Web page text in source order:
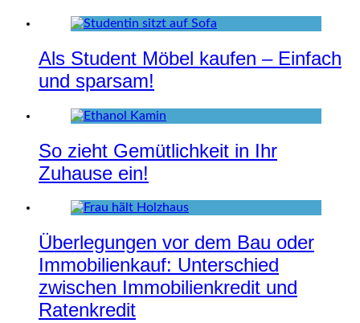
Als Student Möbel kaufen – Einfach
und sparsam!
So zieht Gemütlichkeit in Ihr
Zuhause ein!
Überlegungen vor dem Bau oder
Immobilienkauf: Unterschied
zwischen Immobilienkredit und
Ratenkredit